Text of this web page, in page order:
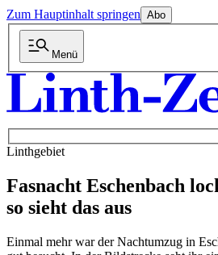
Zum Hauptinhalt springen Abo
Menü
Linthgebiet
Fasnacht Eschenbach
so sieht das aus
Einmal mehr war der Nachtumzug in